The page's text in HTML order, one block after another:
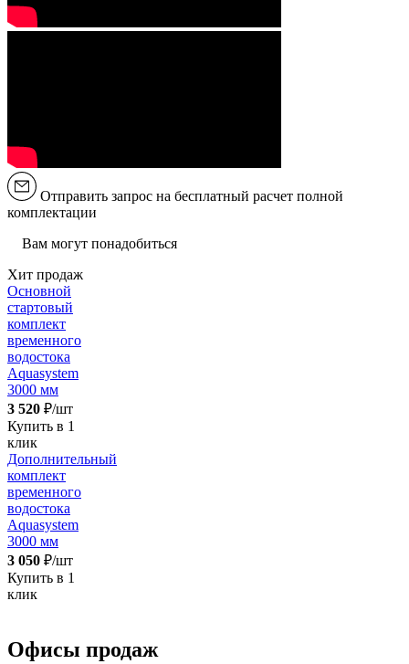
Отправить запрос на бесплатный расчет полной
комплектации
Вам могут понадобиться
Хит продаж
Основной
стартовый
комплект
временного
водостока
Aquasystem
3000 мм
3 520 ₽/шт
Купить в 1
клик
Дополнительный
комплект
временного
водостока
Aquasystem
3000 мм
3 050 ₽/шт
Купить в 1
клик
Офисы продаж